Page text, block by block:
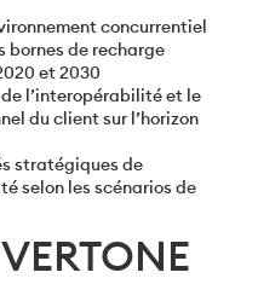
concurrentiel
bornes de recharge
et 2030
l’interopérabilité et le
du client sur l’horizon
stratégiques de
selon les scénarios de